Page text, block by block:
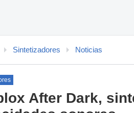
Sintetizadores Noticias
After Dark,